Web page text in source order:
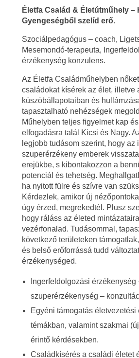
á
A
n
a
m
á
r
á
v
a
Életfa Család & Életútműhely –
Gyengeségből szelíd erő.
Szociálpedagógus – coach,
Mesemondó-terapeuta,
érzékenység konzulens.
Az Életfa Családműhelyben
családokat kísérek az élet, illetve
küszöbállapotaiban és
tapasztalható nehézségek
Műhelyben teljes figyelmet kap
elfogadásra talál Kicsi és Nagy.
legjobb tudásom szerint, hogy az
szuperérzékeny emberek
erejükbe, s kibontakozzon a
potenciál és tehetség.
ha nyitott fülre és szívre van
Kérdezlek, amikor új
úgy érzed, megrekedtél. Plusz
hogy ráláss az életed
vezérfonalad. Tudásommal,
következő területeken
és belső erőforrássá tudd
érzékenységed.
Ingerfeldolgozási érzékenység
szuperérzékenység –
Egyéni támogatás életvezetési
témákban, valamint szakmai
érintő kérdésekben.
Családkísérés a családi életet